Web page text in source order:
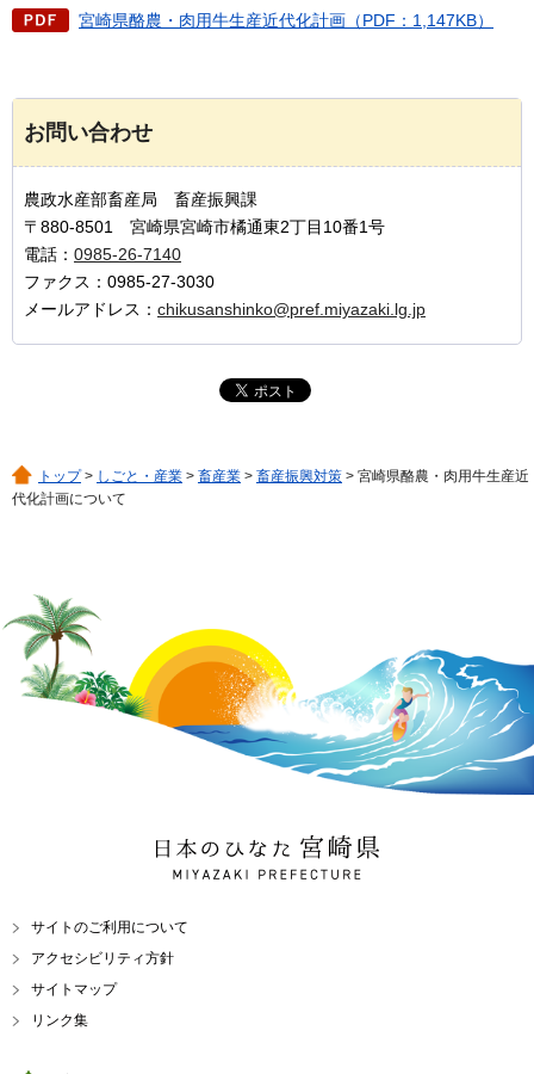
宮崎県酪農・肉用牛生産近代化計画（PDF：1,147KB）
お問い合わせ
農政水産部畜産局 畜産振興課
〒880-8501 宮崎県宮崎市橘通東2丁目10番1号
電話： 0985-26-7140
ファクス：0985-27-3030
メールアドレス： chikusanshinko@pref.miyazaki.lg.jp
トップ> しごと・産業 > 畜産業 > 畜産振興対策 > 宮崎県酪農・肉用牛生産近
代化計画について
日本のひなた 宮崎県
MIYAZAKI PREFECTURE
サイトのご利用について
アクセシビリティ方針
サイトマップ
リンク集